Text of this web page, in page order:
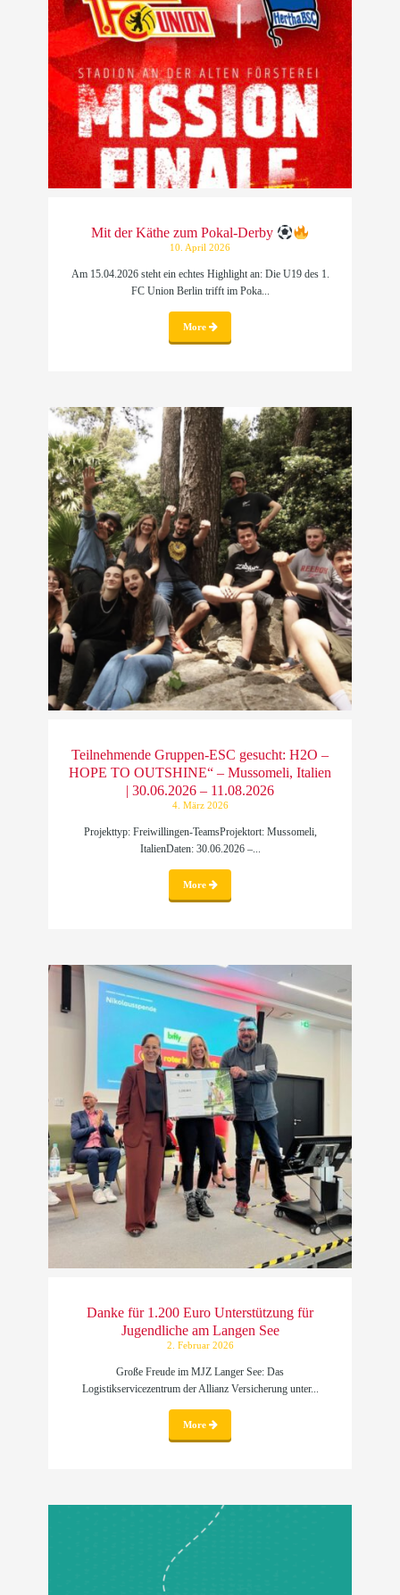
Mit der Käthe zum Pokal-Derby
10. April 2026
Am 15.04.2026 steht ein echtes Highlight an: Die U19 des 1.
FC Union Berlin trifft im Poka...
More
Teilnehmende Gruppen-ESC gesucht: H2O –
HOPE TO OUTSHINE“ – Mussomeli, Italien
| 30.06.2026 – 11.08.2026
4. März 2026
Projekttyp: Freiwillingen-TeamsProjektort: Mussomeli,
ItalienDaten: 30.06.2026 –...
More
Danke für 1.200 Euro Unterstützung für
Jugendliche am Langen See
2. Februar 2026
Große Freude im MJZ Langer See: Das
Logistikservicezentrum der Allianz Versicherung unter...
More